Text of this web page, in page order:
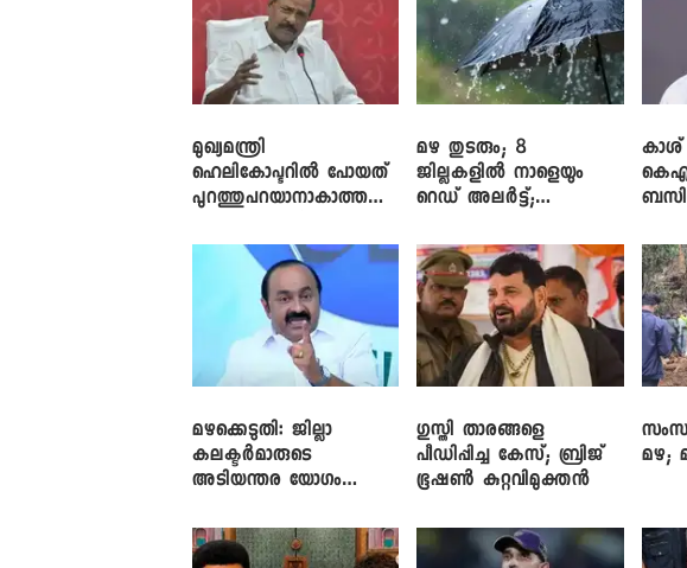
മുഖ്യമന്ത്രി
ഹെലികോപ്ടറിൽ പോയത്
പുറത്തുപറയാനാകാത്ത
ഗോവിന്ദൻ
മഴ തുടരും; 8
ജില്ലകളിൽ നാളെയും
റെഡ് അലർട്ട്;
അലർട്ട്
കാശ്
മഴക്കെടുതി: ജില്ലാ
കലക്ടർമാരുടെ
അടിയന്തര യോഗം
​ഗുസ്തി താരങ്ങളെ
പീഡിപ്പിച്ച കേസ്; ബ്രിജ്
ഭൂഷൺ കുറ്റവിമുക്തൻ
മഴ;